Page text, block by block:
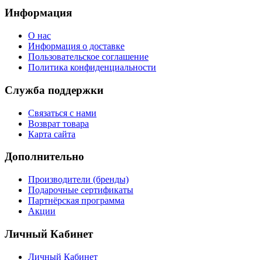
Информация
О нас
Информация о доставке
Пользовательское соглашение
Политика конфиденциальности
Служба поддержки
Связаться с нами
Возврат товара
Карта сайта
Дополнительно
Производители (бренды)
Подарочные сертификаты
Партнёрская программа
Акции
Личный Кабинет
Личный Кабинет